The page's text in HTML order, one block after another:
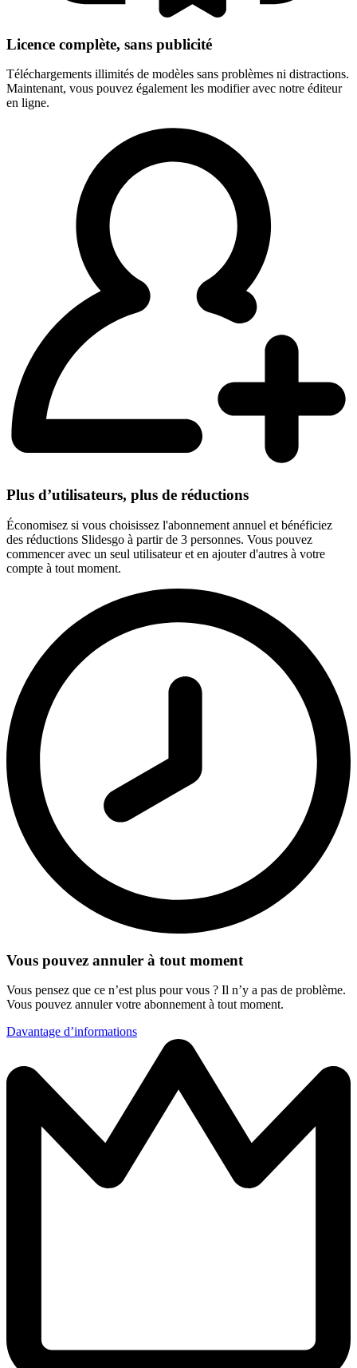
Licence complète, sans publicité
Téléchargements illimités de modèles sans problèmes ni distractions.
Maintenant, vous pouvez également les modifier avec notre éditeur
en ligne.
Plus d’utilisateurs, plus de réductions
Économisez si vous choisissez l'abonnement annuel et bénéficiez
des réductions Slidesgo à partir de 3 personnes. Vous pouvez
commencer avec un seul utilisateur et en ajouter d'autres à votre
compte à tout moment.
Vous pouvez annuler à tout moment
Vous pensez que ce n’est plus pour vous ? Il n’y a pas de problème.
Vous pouvez annuler votre abonnement à tout moment.
Davantage d’informations